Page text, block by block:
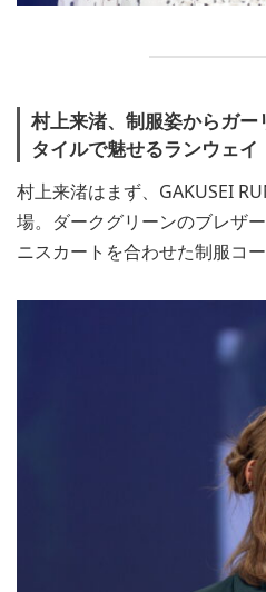
村上来渚、制服姿からガ
タイルで魅せるランウェイ
村上来渚はまず、GAKUSEI
場。ダークグリーンのブレザ
ニスカートを合わせた制服コー